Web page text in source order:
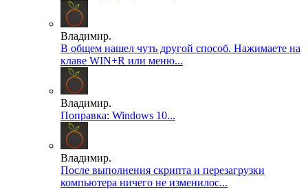
Владимир.
В общем нашел чуть другой способ. Нажимаете на
клаве WIN+R или меню...
Владимир.
Поправка: Windows 10...
Владимир.
После выполнения скрипта и перезагрузки
компьютера ничего не изменилос...